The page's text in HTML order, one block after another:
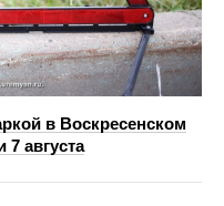
в Воскресенском
7 августа